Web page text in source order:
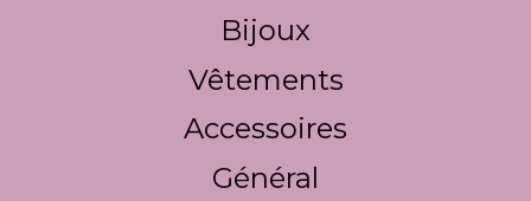
Bijoux
Vêtements
Accessoires
Général